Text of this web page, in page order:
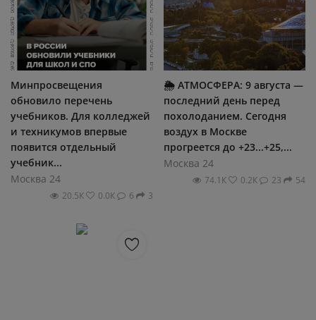
Минпросвещения
обновило перечень
учебников. Для колледжей
и техникумов впервые
появится отдельный
учебник...
Москва 24
20.5К 0.0К 6 3
🌦 АТМОСФЕРА: 9 августа —
последний день перед
похолоданием. Сегодня
воздух в Москве
прогреется до +23...+25,...
Москва 24
74.1К 0.2К 23 54